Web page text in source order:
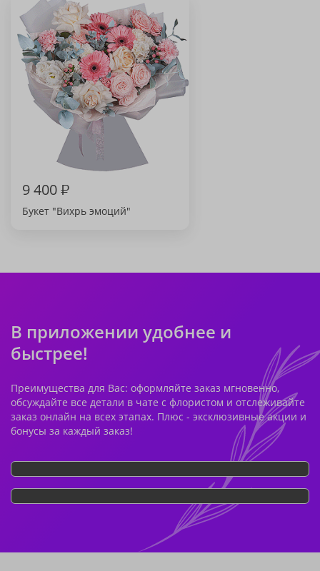
9 400₽
Букет "Вихрь эмоций"
В приложении удобнее и
быстрее!
Преимущества для Вас: оформляйте заказ мгновенно,
обсуждайте все детали в чате с флористом и отслеживайте
заказ онлайн на всех этапах. Плюс - эксклюзивные акции и
бонусы за каждый заказ!